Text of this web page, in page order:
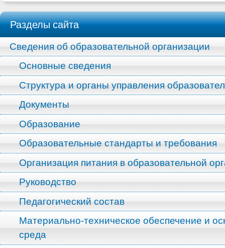
Разделы сайта
Сведения об образовательной организации
Основные сведения
Структура и органы управления
Документы
Образование
Образовательные стандарты и требования
Организация питания в образовательной
Руководство
Педагогический состав
Материально-техническое обеспечение и
среда